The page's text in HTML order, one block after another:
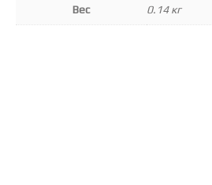
Вес 0.14 кг